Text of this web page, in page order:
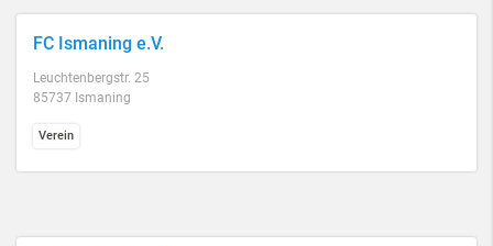
FC Ismaning e.V.
Leuchtenbergstr. 25
85737 Ismaning
Verein